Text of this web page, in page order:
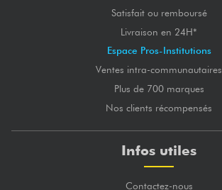
Satisfait ou remboursé
Livraison en 24H*
Espace Pros-Institutions
Ventes intra-communautaires
Plus de 700 marques
Nos clients récompensés
Infos utiles
Contactez-nous